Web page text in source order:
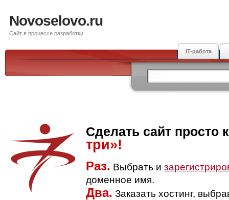
Novoselovo.ru
Сайт в процессе разработки
IT-работа
Сделать сайт просто
три»!
Раз. Выбрать и
доменное имя.
Два. Заказать хостинг,